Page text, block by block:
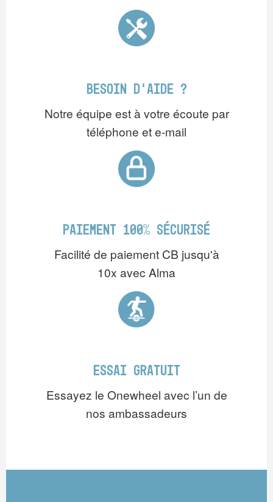
BESOIN D'AIDE ?
Notre équipe est à votre écoute par
téléphone et e-mail
PAIEMENT 100% SÉCURISÉ
Facilité de paiement CB jusqu'à
10x avec Alma
ESSAI GRATUIT
Essayez le Onewheel avec l’un de
nos ambassadeurs